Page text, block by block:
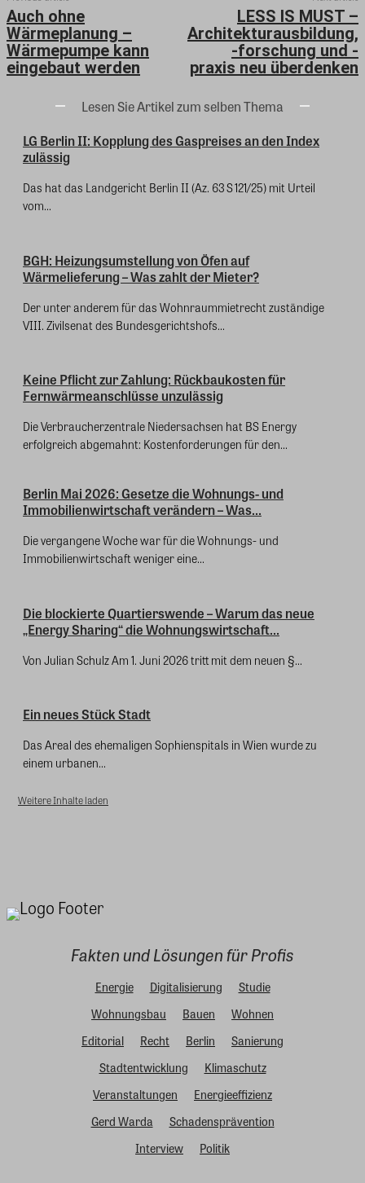
Auch ohne
Wärmeplanung –
Wärmepumpe kann
eingebaut werden
LESS IS MUST –
Architekturausbildung,
-forschung und -
praxis neu überdenken
Lesen Sie Artikel zum selben Thema
LG Berlin II: Kopplung des Gaspreises an den Index
zulässig
Das hat das Landgericht Berlin II (Az. 63 S 121/25) mit Urteil
vom...
BGH: Heizungsumstellung von Öfen auf
Wärmelieferung – Was zahlt der Mieter?
Der unter anderem für das Wohnraummietrecht zuständige
VIII. Zivilsenat des Bundesgerichtshofs...
Keine Pflicht zur Zahlung: Rückbaukosten für
Fernwärmeanschlüsse unzulässig
Die Verbraucherzentrale Niedersachsen hat BS Energy
erfolgreich abgemahnt: Kostenforderungen für den...
Berlin Mai 2026: Gesetze die Wohnungs- und
Immobilienwirtschaft verändern – Was...
Die vergangene Woche war für die Wohnungs- und
Immobilienwirtschaft weniger eine...
Die blockierte Quartierswende – Warum das neue
„Energy Sharing“ die Wohnungswirtschaft...
Von Julian Schulz Am 1. Juni 2026 tritt mit dem neuen §...
Ein neues Stück Stadt
Das Areal des ehemaligen Sophienspitals in Wien wurde zu
einem urbanen...
Weitere Inhalte laden
Fakten und Lösungen für Profis
Energie Digitalisierung
Studie
Wohnungsbau
Bauen
Wohnen
Editorial
Recht Berlin
Sanierung
Stadtentwicklung
Klimaschutz
Veranstaltungen
Energieeffizienz
Gerd Warda
Schadensprävention
Interview
Politik